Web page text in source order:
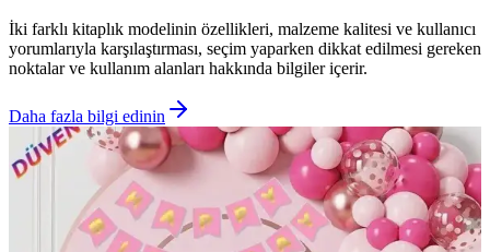
İki farklı kitaplık modelinin özellikleri, malzeme kalitesi ve kullanıcı
yorumlarıyla karşılaştırması, seçim yaparken dikkat edilmesi gereken
noktalar ve kullanım alanları hakkında bilgiler içerir.
Daha fazla bilgi edinin